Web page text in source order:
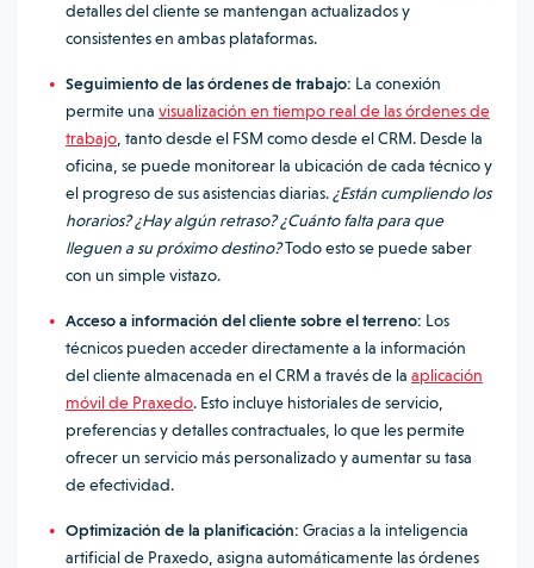
detalles del cliente se mantengan actualizados y
consistentes en ambas plataformas.
Seguimiento de las órdenes de trabajo: La conexión
permite una visualización en tiempo real de las órdenes de
trabajo , tanto desde el FSM como desde el CRM. Desde la
oficina, se puede monitorear la ubicación de cada técnico y
el progreso de sus asistencias diarias. ¿Están cumpliendo los
horarios? ¿Hay algún retraso? ¿Cuánto falta para que
lleguen a su próximo destino?Todo esto se puede saber
con un simple vistazo.
Acceso a información del cliente sobre el terreno: Los
técnicos pueden acceder directamente a la información
del cliente almacenada en el CRM a través de la aplicación
móvil de Praxedo. Esto incluye historiales de servicio,
preferencias y detalles contractuales, lo que les permite
ofrecer un servicio más personalizado y aumentar su tasa
de efectividad.
Optimización de la planificación: Gracias a la inteligencia
artificial de Praxedo, asigna automáticamente las órdenes